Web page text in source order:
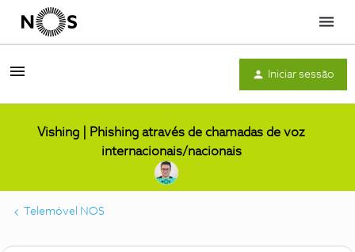
Menu
Iniciar sessão
Vishing | Phishing através de chamadas de voz
internacionais/nacionais
Telemóvel NOS